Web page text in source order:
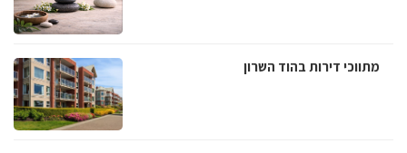
מתווכי דירות בהוד השרון